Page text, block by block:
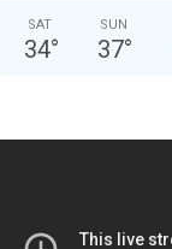
SAT
34°
SUN
37°